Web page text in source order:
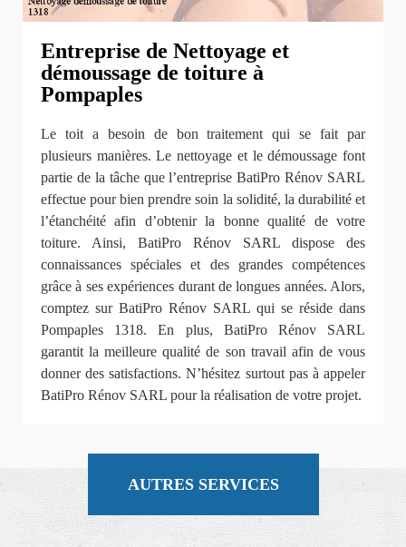
Entreprise de Nettoyage et
démoussage de toiture à
Pompaples
Le toit a besoin de bon traitement qui se fait par
plusieurs manières. Le nettoyage et le démoussage font
partie de la tâche que l’entreprise BatiPro Rénov SARL
effectue pour bien prendre soin la solidité, la durabilité et
l’étanchéité afin d’obtenir la bonne qualité de votre
toiture. Ainsi, BatiPro Rénov SARL dispose des
connaissances spéciales et des grandes compétences
grâce à ses expériences durant de longues années. Alors,
comptez sur BatiPro Rénov SARL qui se réside dans
Pompaples 1318. En plus, BatiPro Rénov SARL
garantit la meilleure qualité de son travail afin de vous
donner des satisfactions. N’hésitez surtout pas à appeler
BatiPro Rénov SARL pour la réalisation de votre projet.
AUTRES SERVICES